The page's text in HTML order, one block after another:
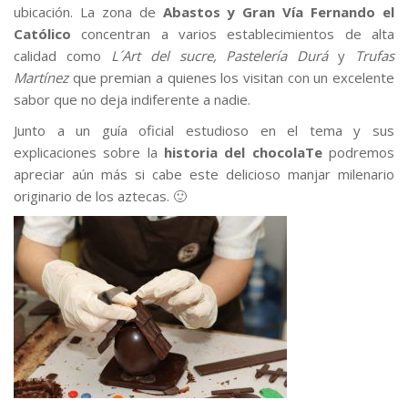
ubicación. La zona de Abastos y Gran Vía Fernando el
Católico concentran a varios establecimientos de alta
calidad como L´Art del sucre, Pastelería Duráy Trufas
Martínezque premian a quienes los visitan con un excelente
sabor que no deja indiferente a nadie.
Junto a un guía oficial estudioso en el tema y sus
explicaciones sobre la historia del chocolaTepodremos
apreciar aún más si cabe este delicioso manjar milenario
originario de los aztecas. 🙂